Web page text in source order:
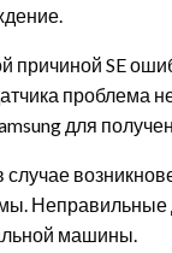
SE
проблема
для
случае
Неправильные
машины.